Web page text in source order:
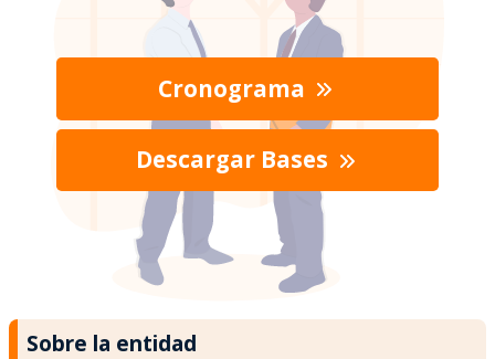
Cronograma
Descargar Bases
Sobre la entidad